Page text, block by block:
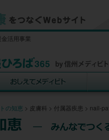
活用事業
の知恵 > 皮膚科 > 付属器疾患 > nail-